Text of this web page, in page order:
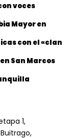
voces
Mayor en
con el «clan
San Marcos
1